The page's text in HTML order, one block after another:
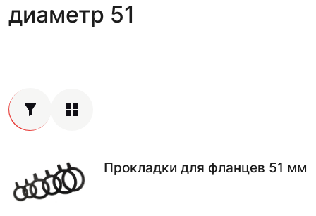
диаметр 51
Прокладки для фланцев 51 мм